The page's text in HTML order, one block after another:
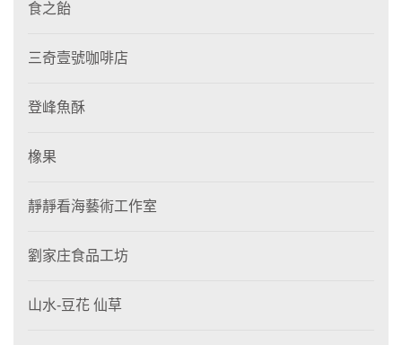
食之飴
三奇壹號咖啡店
登峰魚酥
橡果
靜靜看海藝術工作室
劉家庄食品工坊
山水-豆花 仙草